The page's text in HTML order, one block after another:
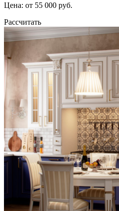
Цена: от 55 000 руб.
Рассчитать